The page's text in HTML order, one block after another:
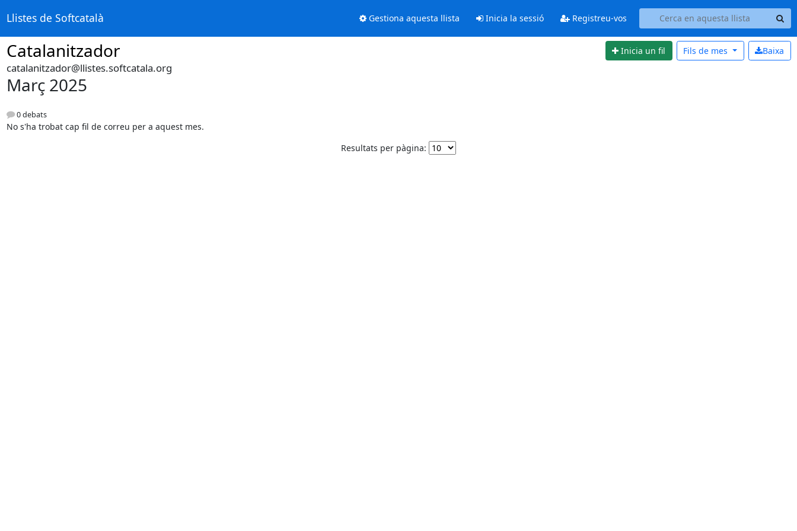
Llistes de Softcatalà Gestiona aquesta llista Inicia la sessió Registreu-vos
Catalanitzador Inicia un fil Baixa
Fils de mes
catalanitzador@llistes.softcatala.org
Març 2025
0 debats
No s'ha trobat cap fil de correu per a aquest mes.
Resultats per pàgina: